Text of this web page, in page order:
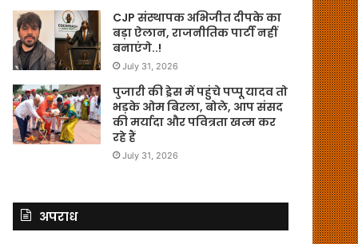
CJP संस्थापक अभिजीत दीपके का
बड़ा ऐलान, राजनीतिक पार्टी नहीं
बनाएंगे..!
July 31, 2026
पुजारी की ड्रेस में पहुंचे पप्पू यादव तो
भड़के ओम बिरला, बोले, आप संसद
की मर्यादा और पवित्रता खत्म कर
रहे हैं
July 31, 2026
अपराध